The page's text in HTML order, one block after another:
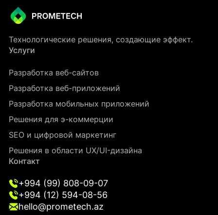
Технологические решения, создающие эффект.
Услуги
Разработка веб-сайтов
Разработка веб-приложений
Разработка мобильных приложений
Решения для э-коммерции
SEO и цифровой маркетинг
Решения в области UX/UI-дизайна
Контакт
+994 (99) 808-09-07
+994 (12) 594-08-56
hello@prometech.az